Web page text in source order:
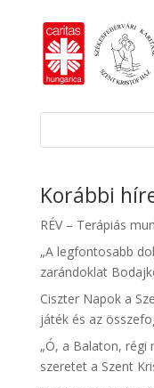
Korábbi
RÉV – Terápiás
„A legfontosabb
zarándoklat
Ciszter Napok a
játék és az
„Ó, a Balaton, régi
szeretet a Szent